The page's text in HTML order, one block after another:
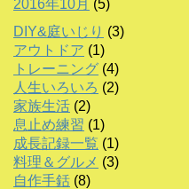
2016年10月 (5)
DIY&庭いじり (3)
アウトドア (1)
トレーニング (4)
人生いろいろ (2)
家族生活 (2)
息止め練習 (1)
成長記録一覧 (1)
料理＆グルメ (3)
自作手銛 (8)